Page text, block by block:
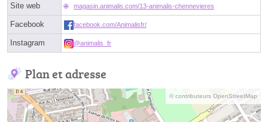
Site web magasin.animalis.com/13-animalis-chennevieres
Facebook facebook.com/Animalisfr/
Instagram @animalis_fr
Plan et adresse
© contributeurs OpenStreetMap